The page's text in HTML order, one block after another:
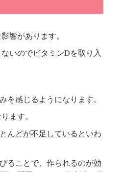
響があります。
いのでビタミンDを取り入
を感じるようになります。
ます。
んどが不足しているといわ
ることで、作られるのが効